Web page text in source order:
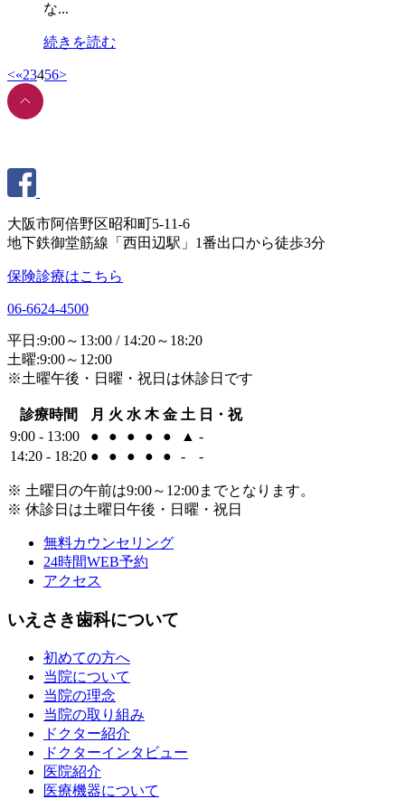
な...
続きを読む
<«23456>
大阪市阿倍野区昭和町5-11-6
地下鉄御堂筋線「西田辺駅」1番出口から徒歩3分
保険診療はこちら
06-6624-4500
平日:9:00～13:00 / 14:20～18:20
土曜:9:00～12:00
※土曜午後・日曜・祝日は休診日です
診療時間 月 火 水 木 金 土 日・祝
9:00 - 13:00
● ● ● ● ● ▲ -
14:20 - 18:20 ● ● ● ● ● - -
※ 土曜日の午前は9:00～12:00までとなります。
※ 休診日は土曜日午後・日曜・祝日
無料カウンセリング
24時間WEB予約
アクセス
いえさき歯科について
初めての方へ
当院について
当院の理念
当院の取り組み
ドクター紹介
ドクターインタビュー
医院紹介
医療機器について